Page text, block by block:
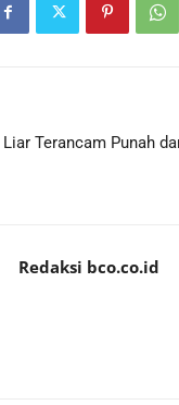
Terancam Punah
Redaksi bco.co.id